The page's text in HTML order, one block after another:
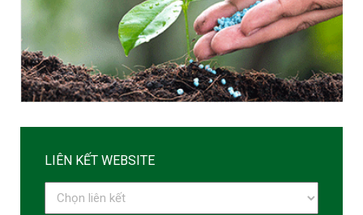
LIÊN KẾT WEBSITE